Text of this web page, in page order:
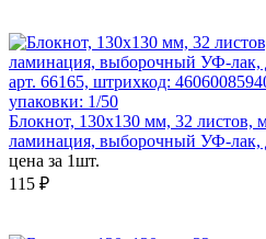
арт. 66165, штрихкод:
упаковки: 1/50
Блокнот, 130х130 мм, 32 листов,
ламинация, выборочный УФ-лак,
цена за 1шт.
115 ₽